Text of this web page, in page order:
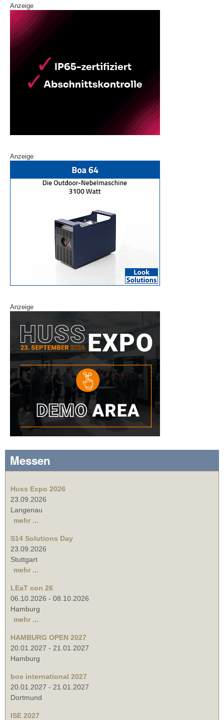
Anzeige
Anzeige
Anzeige
Messen
Huss Expo 2026
23.09.2026
Langenau
mehr ...
S14 Solutions Day
23.09.2026
Stuttgart
mehr ...
LEaT con 26
06.10.2026 - 08.10.2026
Hamburg
mehr ...
HAMBURG OPEN 2027
20.01.2027 - 21.01.2027
Hamburg
boe international 2027
20.01.2027 - 21.01.2027
Dortmund
ISE 2027